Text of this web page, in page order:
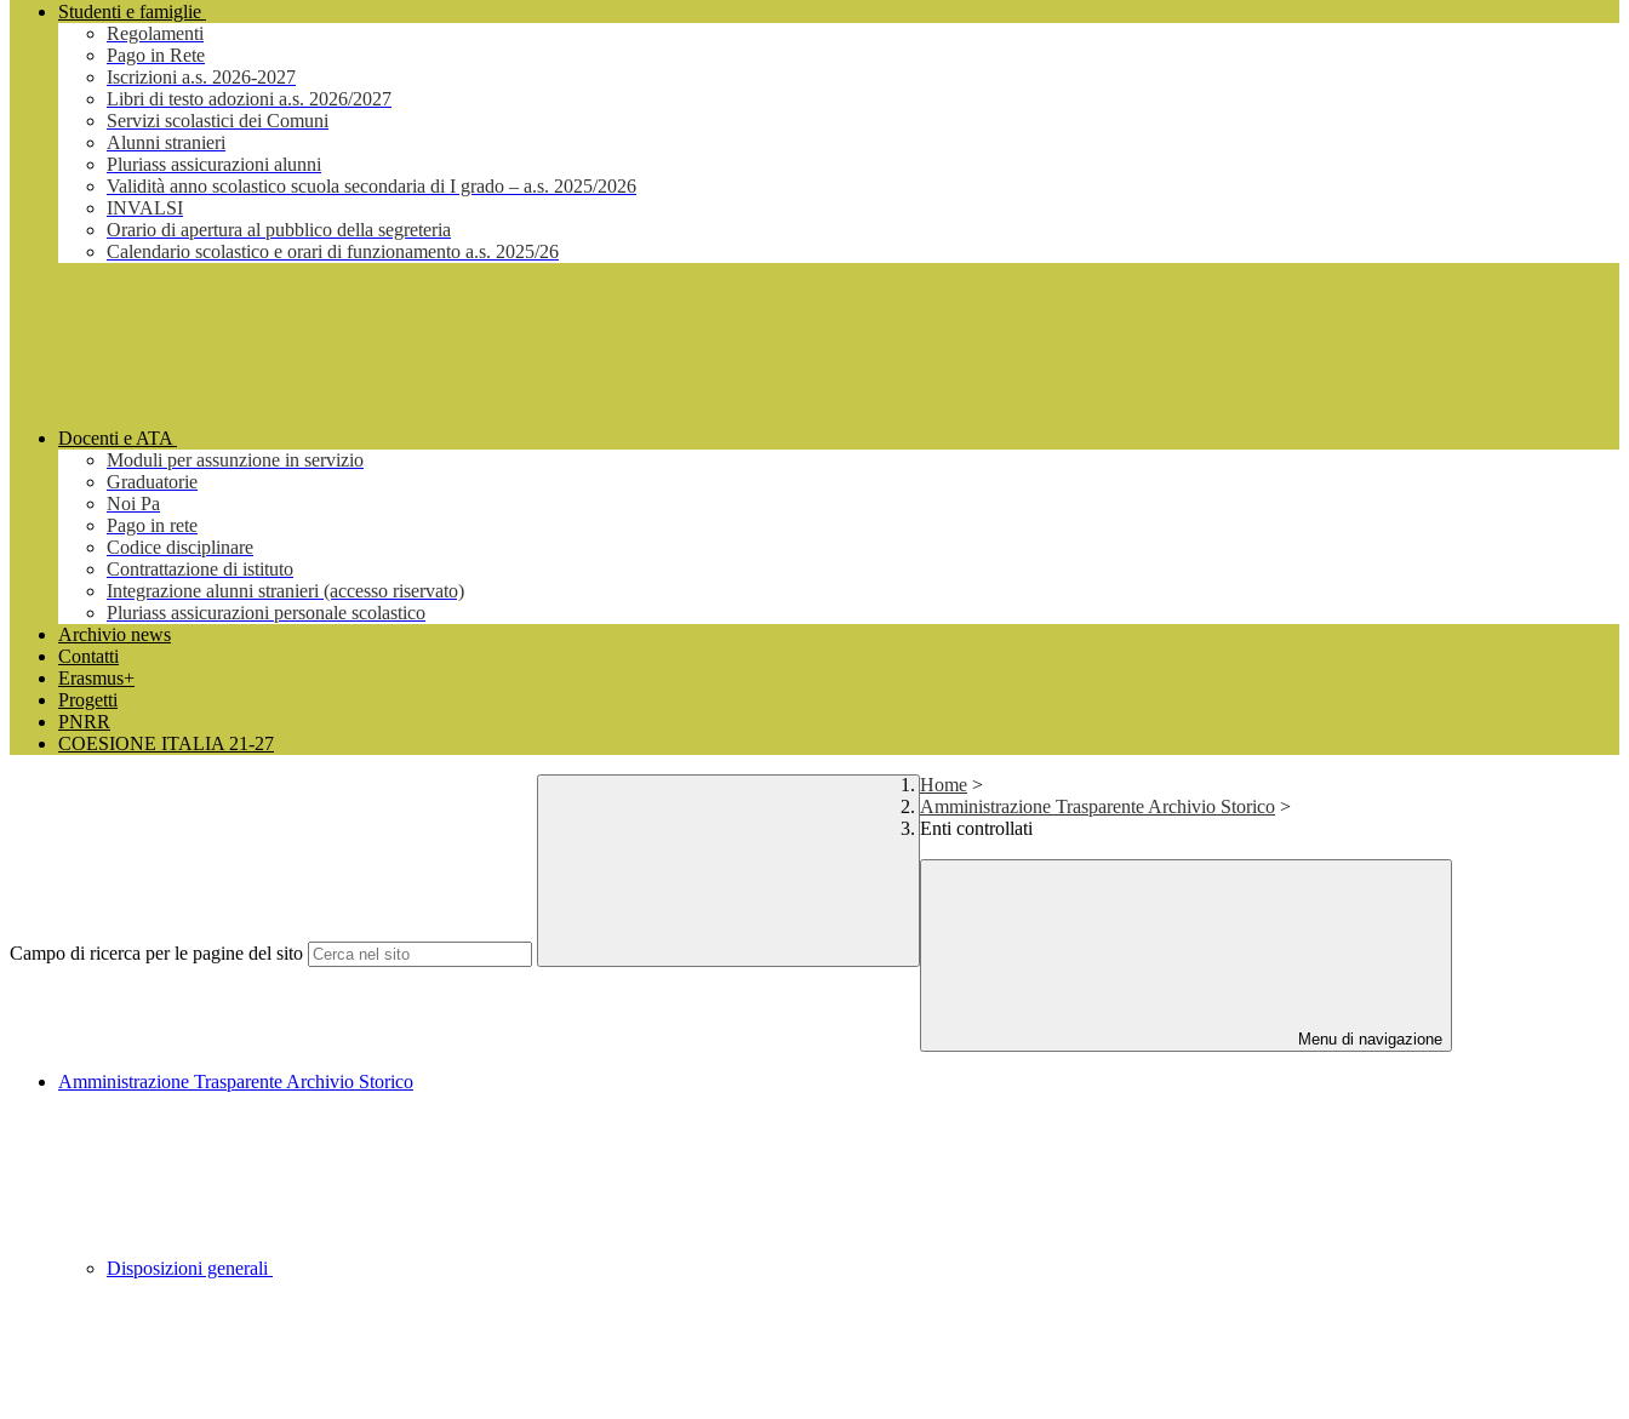
Studenti e famiglie
Regolamenti
Pago in Rete
Iscrizioni a.s. 2026-2027
Libri di testo adozioni a.s. 2026/2027
Servizi scolastici dei Comuni
Alunni stranieri
Pluriass assicurazioni alunni
Validità anno scolastico scuola secondaria di I grado – a.s. 2025/2026
INVALSI
Orario di apertura al pubblico della segreteria
Calendario scolastico e orari di funzionamento a.s. 2025/26
Docenti e ATA
Moduli per assunzione in servizio
Graduatorie
Noi Pa
Pago in rete
Codice disciplinare
Contrattazione di istituto
Integrazione alunni stranieri (accesso riservato)
Pluriass assicurazioni personale scolastico
Archivio news
Contatti
Erasmus+
Progetti
PNRR
COESIONE ITALIA 21-27
Campo di ricerca per le pagine del sito
Home >
Amministrazione Trasparente Archivio Storico >
Enti controllati
Menu di navigazione
Amministrazione Trasparente Archivio Storico
Disposizioni generali